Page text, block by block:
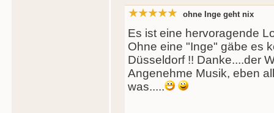
ohne Inge geht nix
Es ist eine hervoragende
Ohne eine "Inge" gäbe es
Düsseldorf !! Danke....der
Angenehme Musik, eben
was.....